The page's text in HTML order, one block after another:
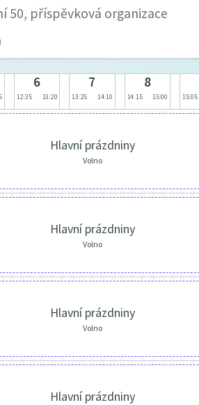
50, příspěvková organizace
6
12:35 13:20
7
13:25 14:10
8
14:15 15:00 15:05
Hlavní prázdniny
Volno
Hlavní prázdniny
Volno
Hlavní prázdniny
Volno
Hlavní prázdniny